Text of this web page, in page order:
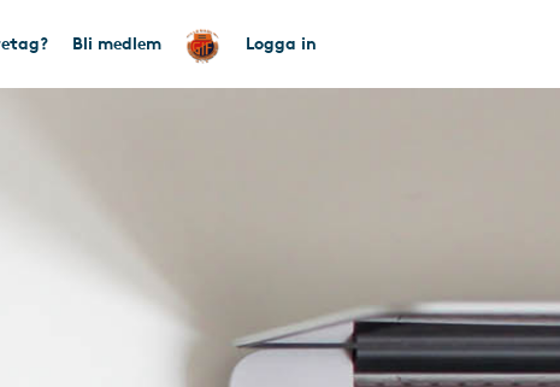
Bli medlem Logga in